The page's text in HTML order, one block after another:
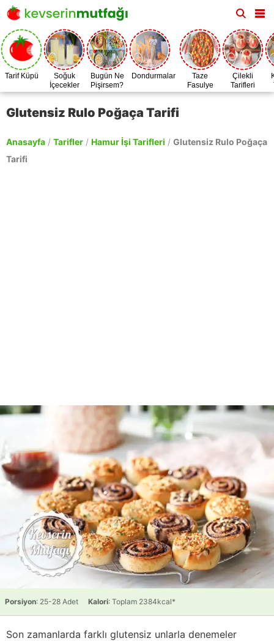
Tarif Küpü
Soğuk
İçecekler
Bugün Ne
Pişirsem?
Dondurmalar
Taze
Fasulye
Zamanı
Çilekli
Tarifleri
Glutensiz Rulo Poğaça Tarifi
Anasayfa / Tarifler / Hamur İşi Tarifleri / Glutensiz Rulo Poğaça
Tarifi
Porsiyon: 25-28 Adet Kalori: Toplam 2384kcal*
Son zamanlarda farklı glutensiz unlarla denemeler